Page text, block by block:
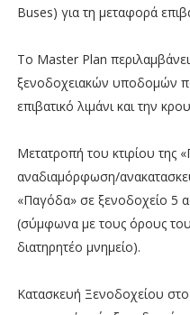
Buses) για τη μεταφορά
Το Master Plan
ξενοδοχειακών υποδομών
επιβατικό λιμάνι και την
Μετατροπή του κτιρίου της
αναδιαμόρφωση/
«Παγόδα» σε ξενοδοχείο 5
(σύμφωνα με τους όρους
διατηρητέο μνημείο).
Κατασκευή Ξενοδοχείου